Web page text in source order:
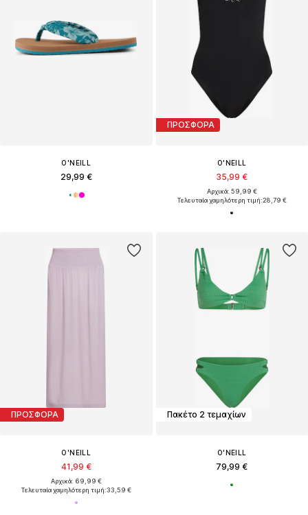
O'NEILL
29,99 €
ΠΡΟΣΦΟΡΑ
O'NEILL
35,99 €
Αρχικά: 59,99 €
Τελευταία χαμηλότερη τιμή:28,79 €
ΠΡΟΣΦΟΡΑ
O'NEILL
41,99 €
Αρχικά: 69,99 €
Τελευταία χαμηλότερη τιμή:33,59 €
Πακέτο 2 τεμαχίων
O'NEILL
79,99 €